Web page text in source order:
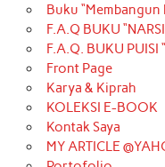
Buku
F.A.Q BUKU
F.A.Q. BUKU PUISI
Front Page
Karya & Kiprah
KOLEKSI E-BOOK
Kontak Saya
MY ARTICLE